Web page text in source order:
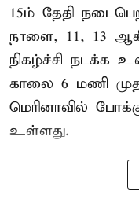
15ம் தேதி
நாளை, 11, 13
நிகழ்ச்சி நடக்க
காலை 6 மணி
மெரினாவில்
உள்ளது.